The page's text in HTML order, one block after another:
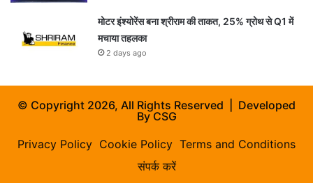
मोटर इंश्योरेंस बना श्रीराम की ताकत, 25% ग्रोथ से Q1 में
मचाया तहलका
2 days ago
© Copyright 2026, All Rights Reserved | Developed
ByCSG
Privacy Policy Cookie Policy Terms and Conditions
संपर्क करें